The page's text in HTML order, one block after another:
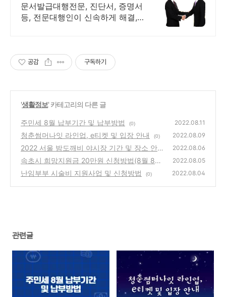
문서발급대행전문, 진단서, 증명서
등, 전문대행인이 신속하게 해결,
공감 구독하기
'생활정보' 카테고리의 다른 글
주민세 8월 납부기간 및 납부방법 (0) 2022.08.11
청춘썸머나잇 라인업, e티켓 및 입장 안내 (0) 2022.08.09
2022 서울 밤도깨비 야시장 기간 및 장소 안내
(0)
2022.08.06
속초시 희망지원금 20만원 신청방법(8월 8일
부터 신청)
(0)
2022.08.05
난임부부 시술비 지원사업 및 신청방법 (0) 2022.08.04
관련글